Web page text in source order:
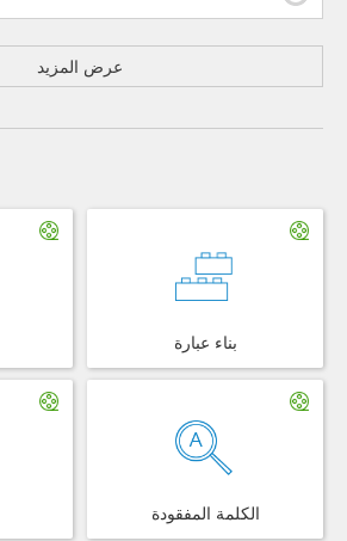
عرض المزيد
بناء عبارة
الكلمة المفقودة